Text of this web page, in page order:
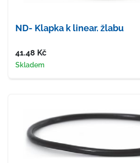
ND- Klapka k linear. žlabu
Cena
41.48 Kč
Dostupnost
Skladem